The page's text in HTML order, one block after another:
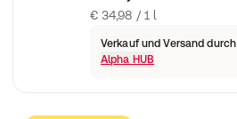
€ 34,98 / 1 l
Verkauf und Versand
Alpha HUB